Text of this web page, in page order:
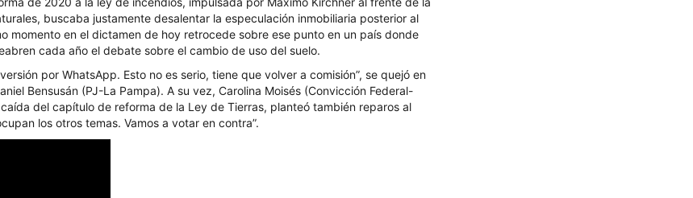
buscaba justamente desalentar la especulación inmobiliaria posterior al
momento en el dictamen de hoy retrocede sobre ese punto en un país donde
cada año el debate sobre el cambio de uso del suelo.
por WhatsApp. Esto no es serio, tiene que volver a comisión”, se quejó en
Bensusán (PJ-La Pampa). A su vez, Carolina Moisés (Convicción Federal-
del capítulo de reforma de la Ley de Tierras, planteó también reparos al
los otros temas. Vamos a votar en contra”.